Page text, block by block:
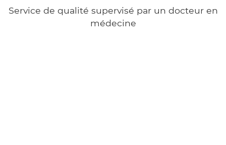
Service de qualité supervisé par un docteur en
médecine